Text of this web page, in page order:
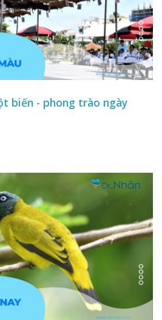
biến - phong trào ngày